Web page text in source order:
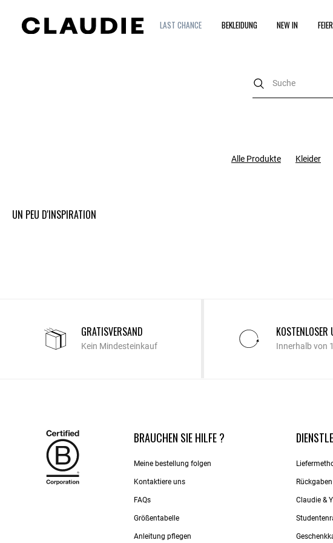
LAST CHANCE BEKLEIDUNG NEW IN FEIER
Alle Produkte Kleider
UN PEU D'INSPIRATION
GRATISVERSAND
Kein Mindesteinkauf Innerhalb von
BRAUCHEN SIE HILFE ?
Meine bestellung folgen
Kontaktiere uns​
FAQs
Größentabelle
Anleitung pflegen
Claudie &